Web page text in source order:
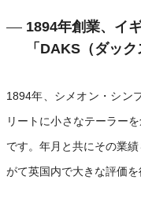
1894年創業、イ
「DAKS（ダック
1894年、シメオン・シン
リートに小さなテーラー
です。年月と共にその業
がて英国内で大きな評価を